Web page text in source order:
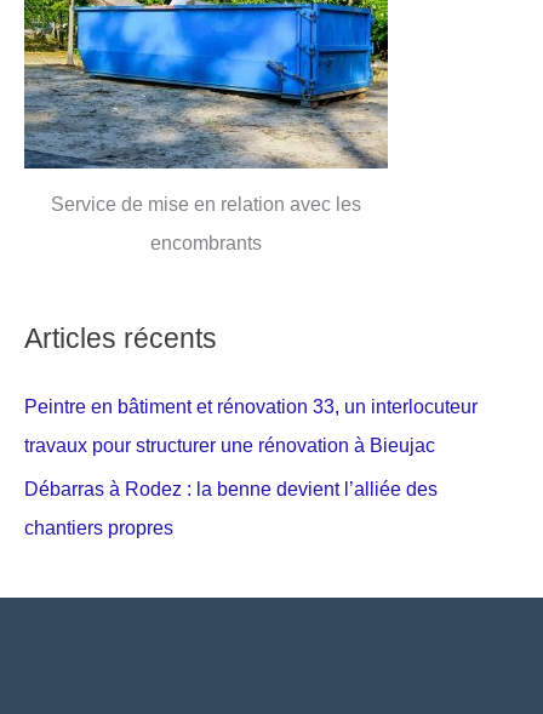
Service de mise en relation avec les
encombrants
Articles récents
Peintre en bâtiment et rénovation 33, un interlocuteur
travaux pour structurer une rénovation à Bieujac
Débarras à Rodez : la benne devient l’alliée des
chantiers propres